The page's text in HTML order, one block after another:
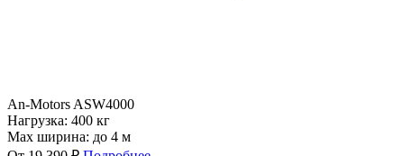
An-Motors ASW4000
Нагрузка: 400 кг
Max ширина: до 4 м